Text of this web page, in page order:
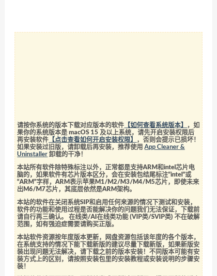
请按你系统的版本下载对应版本的软件 【如何查看系统版本】
，如
果你的系统版本是 macOS 15 及以上系统，请先开启安装权限后
再安装软件 【点击查看如何开启安装权限】
，否则会提示已损坏！
如果安装过旧版，请卸载后再安装，推荐使用App Cleaner &
Uninstaller 卸载的干净！
本站所有软件除特殊标注以外，正常都是支持ARM和intel芯片电
脑的，如果软件有芯片版本区分，会在安装包结尾标注“intel”或
“ARM”字样，ARM表示苹果M1/M2/M3/M4/M5芯片，即使未来
出M6/M7芯片，其底层依然是ARM架构。
本站的软件在关闭系统SIP和启用任何来源的情况下测试和安装，
软件的功能和使用过程是否能解决你的问题我们无法保证，下载前
请自行再三确认。 在线类/AI在线类功能 (VIP类/SVIP类) 不在破解
范围，如有强迫症需要请购买正版。
本站软件资源按年度版本更新，网盘资源包括该年度的各个版本，
在系统支持的情况下能下载新版的建议尽量下载新版，如果新版安
装出现问题无法解决，请下载之前的版本安装！不同版本可能有安
装方式上的区别，请按照安装包里的安装教程或安装说明的步骤安
装！